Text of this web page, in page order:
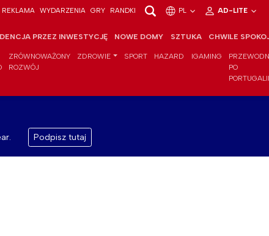
REKLAMA WYDARZENIA GRY RANDKI PL AD-LITE
PRZEZ INWESTYCJĘ NOWE DOMY SZTUKA CHWILE
ZRÓWNOWAŻONY
ROZWÓJ
ZDROWIE SPORT HAZARD IGAMING
PO
PORTUGALII
Podpisz tutaj